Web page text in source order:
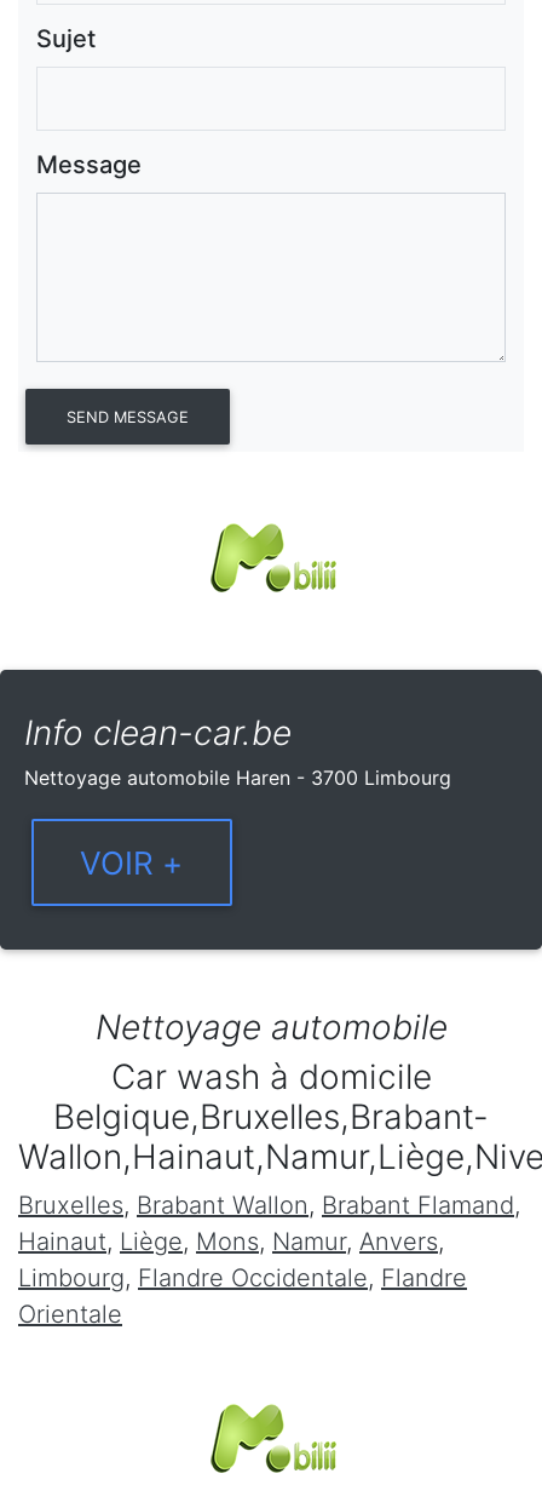
Sujet
Message
Info clean-car.be
Nettoyage automobile Haren - 3700 Limbourg
Nettoyage automobile
Car wash à domicile
Belgique,Bruxelles,Brabant-
Bruxelles, Brabant Wallon, Brabant Flamand,
Hainaut, Liège, Mons, Namur, Anvers,
Limbourg, Flandre Occidentale, Flandre
Orientale